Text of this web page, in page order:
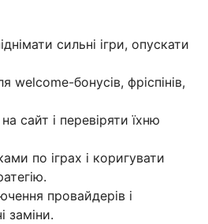
сильні ігри, опускати
welcome-бонусів, фріспінів,
сайт і перевіряти їхню
по іграх і коригувати
провайдерів і
заміни.